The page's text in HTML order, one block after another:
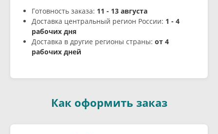
Готовность заказа: 11 - 13 августа
Доставка центральный регион России: 1 - 4
рабочих дня
Доставка в другие регионы страны: от 4
рабочих дней
Как оформить заказ